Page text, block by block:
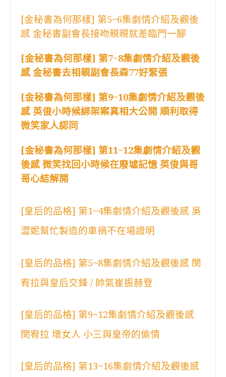
[金秘書為何那樣] 第5~6集劇情介紹及觀後
感 金秘書副會長接吻親親就差臨門一腳
[金秘書為何那樣] 第7~8集劇情介紹及觀後
感 金秘書去相親副會長森77好緊張
[金秘書為何那樣] 第9~10集劇情介紹及觀後
感 英俊小時候綁架案真相大公開 順利取得
微笑家人認同
[金秘書為何那樣] 第11~12集劇情介紹及觀
後感 微笑找回小時候在廢墟記憶 英俊與哥
哥心結解開
[皇后的品格] 第1~4集劇情介紹及觀後感 吳
澀妮幫忙製造的車禍不在場證明
[皇后的品格] 第5~8集劇情介紹及觀後感 閔
宥拉與皇后交鋒 / 帥氣崔振赫登
[皇后的品格] 第9~12集劇情介紹及觀後感
閔宥拉 壞女人 小三與皇帝的偷情
[皇后的品格] 第13~16集劇情介紹及觀後感